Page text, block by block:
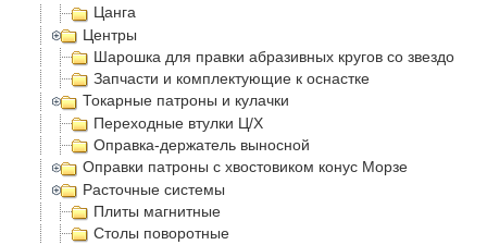
Цанга
Центры
Шарошка для правки абразивных кругов со
Запчасти и комплектующие к оснастке
Токарные патроны и кулачки
Переходные втулки Ц/Х
Оправка-держатель выносной
Оправки патроны с хвостовиком конус Морзе
Расточные системы
Плиты магнитные
Столы поворотные